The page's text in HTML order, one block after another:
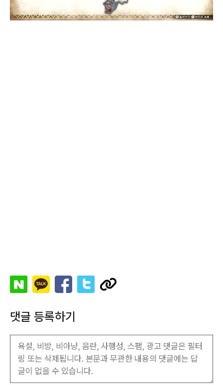
댓글 등록하기